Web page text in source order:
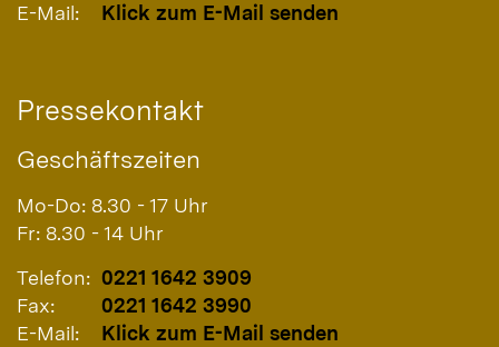
E-Mail:
Klick zum E-Mail senden
Pressekontakt
Geschäftszeiten
Mo-Do: 8.30 - 17 Uhr
Fr: 8.30 - 14 Uhr
Telefon: 0221 1642 3909
Fax:
0221 1642 3990
E-Mail:
Klick zum E-Mail senden